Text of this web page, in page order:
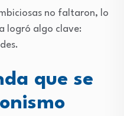
no faltaron, lo
logró algo clave:
que se